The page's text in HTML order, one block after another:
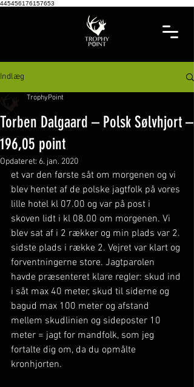
445456176157653
Indlæg
Torben Dalgaard – Polsk Sølvhjort –
196,05 point
TrophyPoint
Opdateret: 6. jan. 2020
et var den første såt om morgenen og vi
blev hentet af de polske jagtfolk på vores
lille hotel kl 07.00 og var på post i
skoven lidt i kl 08.00 om morgenen. Vi
blev sat af i 2 rækker og min plads var 2.
sidste plads i række 2. Vejret var klart og
forventningerne store. Jagtparolen
havde præsenteret klare regler: skud ind
i såt max 40 meter, skud til siderne og
bagud max 100 meter og afstand
mellem skudlinien og sideposter 10
meter = jagt for mandfolk, som jeg
fortalte dig om, da du opmålte
kronhjorten.